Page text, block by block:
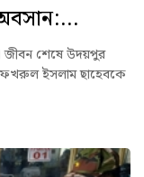
জীবন শেষে উদয়পুর
ফখরুল ইসলাম ছাহেবকে